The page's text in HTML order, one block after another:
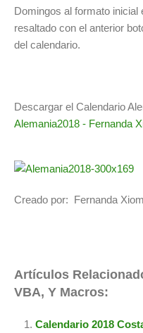
Domingos al formato
resaltado con el anterior
del calendario.
Descargar el Calendario
Alemania2018 - Fernanda
Creado por: Fernanda
Artículos
VBA, Y Macros:
Calendario 2018